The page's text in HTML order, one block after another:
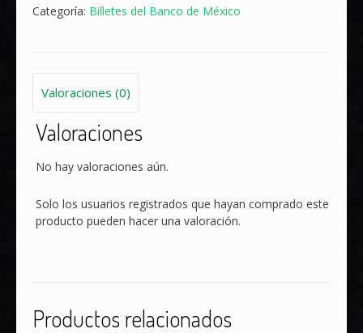
Carranza
Categoría: Billetes del Banco de México
Valoraciones (0)
Valoraciones
No hay valoraciones aún.
Solo los usuarios registrados que hayan comprado este
producto pueden hacer una valoración.
Productos relacionados